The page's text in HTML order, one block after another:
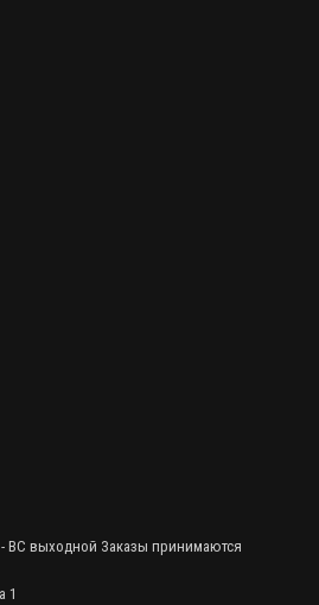
ВС выходной Заказы принимаются
1